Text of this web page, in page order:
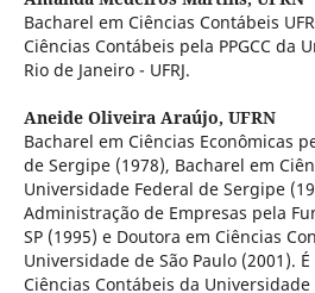
Bacharel em Ciências Contábeis
Ciências Contábeis pela PPGCC da
Rio de Janeiro - UFRJ.
Aneide Oliveira Araújo, UFRN
Bacharel em Ciências Econômicas
de Sergipe (1978), Bacharel em
Universidade Federal de Sergipe
Administração de Empresas pela
SP (1995) e Doutora em Ciências
Universidade de São Paulo (2001).
Ciências Contábeis da